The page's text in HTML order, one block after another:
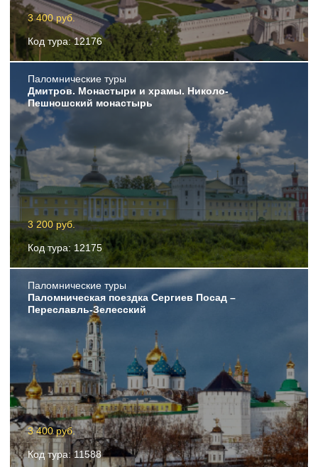
3 400 руб.
Код тура: 12176
Пaломнические туры
Дмитров. Монастыри и храмы. Николо-
Пешношский монастырь
3 200 руб.
Код тура: 12175
Пaломнические туры
Паломническая поездка Сергиев Посад –
Переславль-Зелесский
3 400 руб.
Код тура: 11588